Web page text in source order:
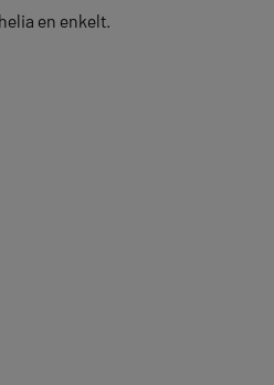
en enkelt.